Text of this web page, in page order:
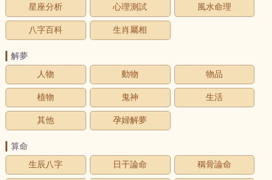
星座分析
心理測試 風水命理
八字百科 生肖屬相
解夢
人物
動物 物品
植物 鬼神 生活
其他 孕婦解夢
算命
生辰八字
日干論命 稱骨論命